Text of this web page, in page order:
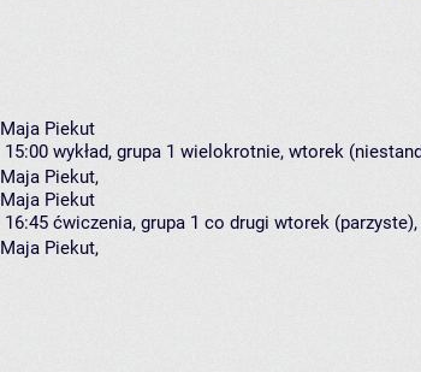
Maja Piekut
15:00 wykład, grupa 1 wielokrotnie, wtorek
Maja Piekut,
Maja Piekut
16:45 ćwiczenia, grupa 1 co drugi wtorek (parzyste),
Maja Piekut,